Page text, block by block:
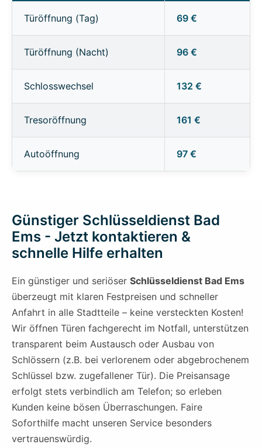
Türöffnung (Tag) 69 €
Türöffnung (Nacht) 96 €
Schlosswechsel 132 €
Tresoröffnung 161 €
Autoöffnung 97 €
Günstiger Schlüsseldienst Bad
Ems - Jetzt kontaktieren &
schnelle Hilfe erhalten
Ein günstiger und seriöser Schlüsseldienst Bad Ems
überzeugt mit klaren Festpreisen und schneller
Anfahrt in alle Stadtteile – keine versteckten Kosten!
Wir öffnen Türen fachgerecht im Notfall, unterstützen
transparent beim Austausch oder Ausbau von
Schlössern (z.B. bei verlorenem oder abgebrochenem
Schlüssel bzw. zugefallener Tür). Die Preisansage
erfolgt stets verbindlich am Telefon; so erleben
Kunden keine bösen Überraschungen. Faire
Soforthilfe macht unseren Service besonders
vertrauenswürdig.